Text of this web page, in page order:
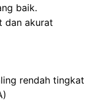
baik.
dan akurat
rendah tingkat